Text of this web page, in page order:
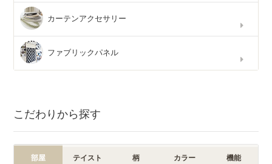
カーテンアクセサリー
ファブリックパネル
こだわりから探す
部屋 テイスト 柄 カラー 機能